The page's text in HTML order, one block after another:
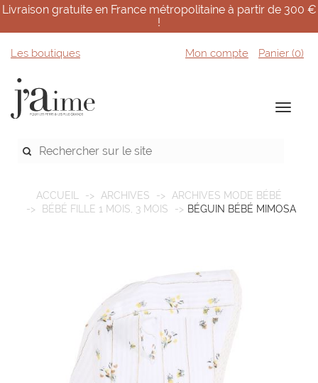
Livraison gratuite en France métropolitaine à partir de 300 €
!
Les boutiques Mon compte Panier (0)
ACCUEIL ARCHIVES
ARCHIVES MODE BÉBÉ
BÉBÉ FILLE 1 MOIS, 3 MOIS
BÉGUIN BÉBÉ MIMOSA